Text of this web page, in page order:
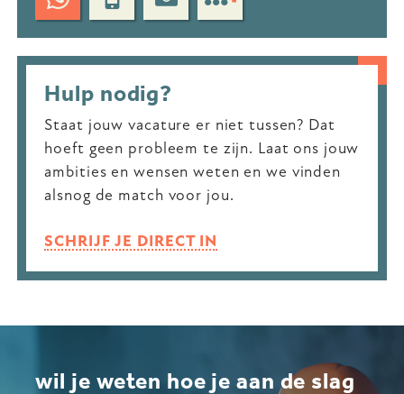
Hulp nodig?
Staat jouw vacature er niet tussen? Dat
hoeft geen probleem te zijn. Laat ons jouw
ambities en wensen weten en we vinden
alsnog de match voor jou.
SCHRIJF JE DIRECT IN
wil je weten hoe je aan de slag